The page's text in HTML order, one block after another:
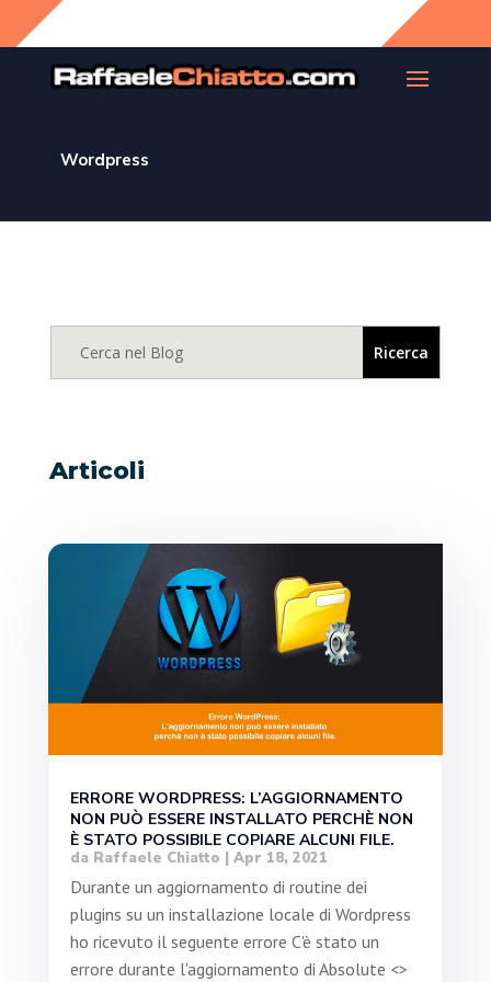
Wordpress
Articoli
ERRORE WORDPRESS: L’AGGIORNAMENTO
NON PUÒ ESSERE INSTALLATO PERCHÈ NON
È STATO POSSIBILE COPIARE ALCUNI FILE.
da Raffaele Chiatto | Apr 18, 2021
Durante un aggiornamento di routine dei
plugins su un installazione locale di Wordpress
ho ricevuto il seguente errore C'è stato un
errore durante l'aggiornamento di Absolute <>